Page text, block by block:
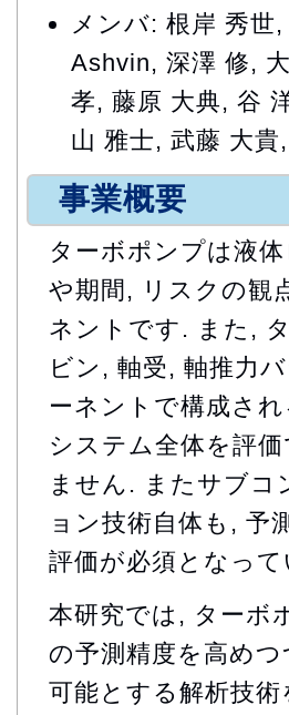
メンバ: 根岸 秀世
Ashvin, 深澤 修,
孝, 藤原 大典, 谷
山 雅士, 武藤 大
事業概要
ターボポンプは液
や期間, リスクの観
ネントです. また,
ビン, 軸受, 軸推力
ーネントで構成さ
システム全体を評
ません. またサブコ
ョン技術自体も, 予
評価が必須となっ
本研究では, ターボ
の予測精度を高め
可能とする解析技